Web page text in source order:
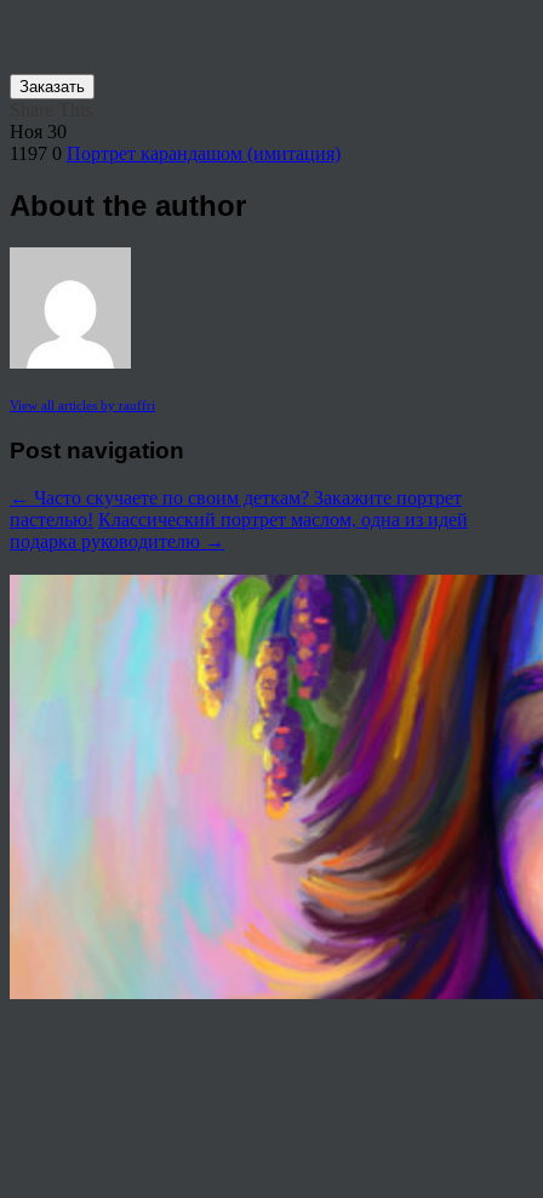
Заказать
Ноя 30
1197 0 Портрет карандашом (имитация)
About the author
View all articles by rauffri
Post navigation
← Часто скучаете по своим деткам? Закажите портрет
пастелью! Классический портрет маслом, одна из идей
подарка руководителю →